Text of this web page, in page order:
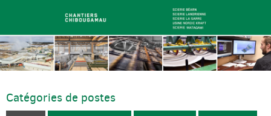
Catégories de postes